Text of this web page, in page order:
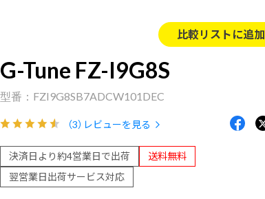
比較リストに追加
G-Tune FZ-I9G8S
FZI9G8SB7ADCW101DEC
（3）レビューを見る
決済日より約4営業日で出荷
送料無料
翌営業日出荷サービス対応